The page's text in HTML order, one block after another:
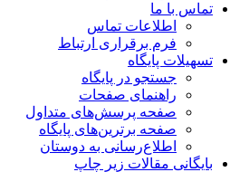
تماس با ما
اطلاعات تماس
فرم برقراری ارتباط
تسهیلات پایگاه
جستجو در پایگاه
راهنمای صفحات
صفحه پرسش‌های متداول
صفحه برترین‌های پایگاه
اطلاع‌رسانی به دوستان
بایگانی مقالات زیر چاپ